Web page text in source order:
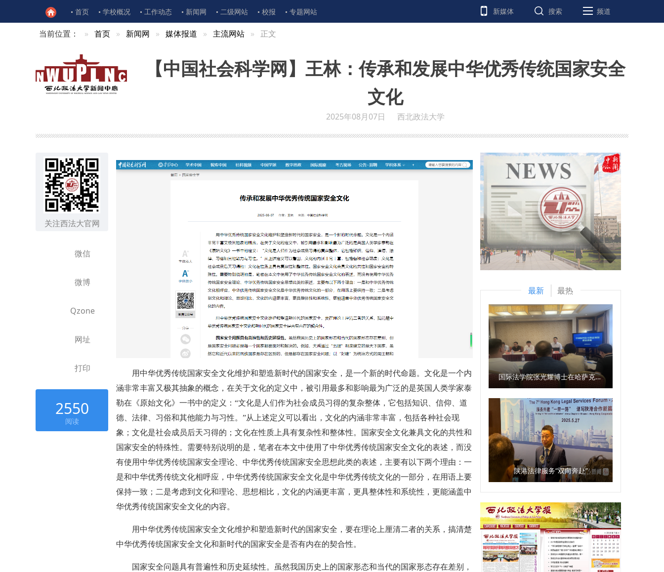
首页 学校概况 工作动态 新闻网 二级网站 校报 专题网站 新媒体 搜索 频道
当前位置： 首页 新闻网 媒体报道 主流网站 正文
【中国社会科学网】王林：传承和发展中华优秀传统国家安全
文化
2025年08月07日 西北政法大学
关注西法大官网
微信
微博
Qzone
网址
打印
2550
阅读
用中华优秀传统国家安全文化维护和塑造新时代的国家安全，是一个新的时代命题。文化是一个内
涵非常丰富又极其抽象的概念，在关于文化的定义中，被引用最多和影响最为广泛的是英国人类学家泰
勒在《原始文化》一书中的定义：“文化是人们作为社会成员习得的复杂整体，它包括知识、信仰、道
德、法律、习俗和其他能力与习性。”从上述定义可以看出，文化的内涵非常丰富，包括各种社会现
象；文化是社会成员后天习得的；文化在性质上具有复杂性和整体性。国家安全文化兼具文化的共性和
国家安全的特殊性。需要特别说明的是，笔者在本文中使用了中华优秀传统国家安全文化的表述，而没
有使用中华优秀传统国家安全理论、中华优秀传统国家安全思想此类的表述，主要有以下两个理由：一
是和中华优秀传统文化相呼应，中华优秀传统国家安全文化是中华优秀传统文化的一部分，在用语上要
保持一致；二是考虑到文化和理论、思想相比，文化的内涵更丰富，更具整体性和系统性，更能涵盖中
华优秀传统国家安全文化的内容。
用中华优秀传统国家安全文化维护和塑造新时代的国家安全，要在理论上厘清二者的关系，搞清楚
中华优秀传统国家安全文化和新时代的国家安全是否有内在的契合性。
国家安全问题具有普遍性和历史延续性。虽然我国历史上的国家形态和当代的国家形态存在差别，
最新 最热
国际法学院张光耀博士在哈萨克斯坦阿拉木图开展科研与社会服务活动
陕港法律服务“双向奔赴”